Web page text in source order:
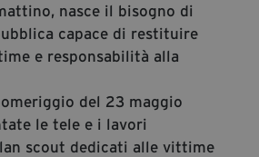
nasce il bisogno di
capace di restituire
e responsabilità alla
del 23 maggio
le tele e i lavori
scout dedicati alle vittime